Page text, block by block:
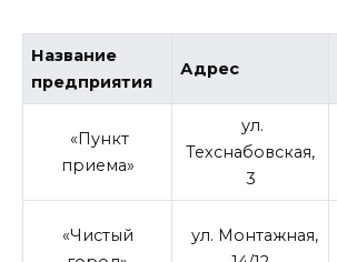
Название
предприятия
Адрес
«Пункт
приема»
ул.
Техснабовская,
3
«Чистый
ул. Монтажная,